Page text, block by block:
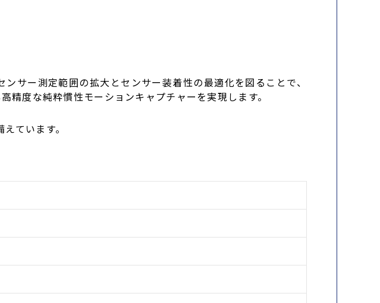
サー測定範囲の拡大とセンサー装着性の最適化を図ることで、
度な純粋慣性モーションキャプチャーを実現します。
ています。